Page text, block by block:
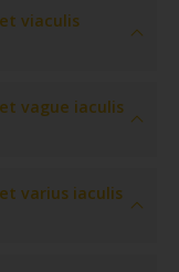
viaculis
vague iaculis
varius iaculis